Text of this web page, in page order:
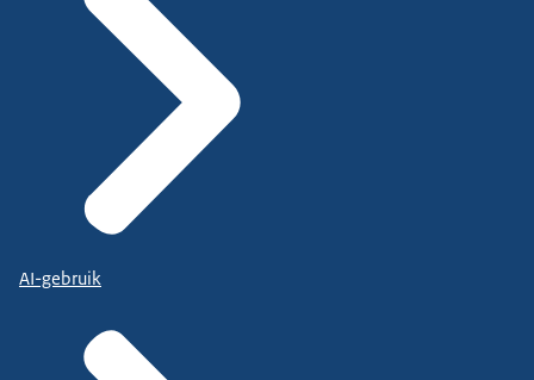
AI-gebruik